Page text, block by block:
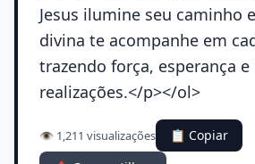
Jesus ilumine seu caminho
divina te acompanhe em
trazendo força, esperança
realizações.</p></ol>
👁️ 1,211 visualizações
📋 Copiar